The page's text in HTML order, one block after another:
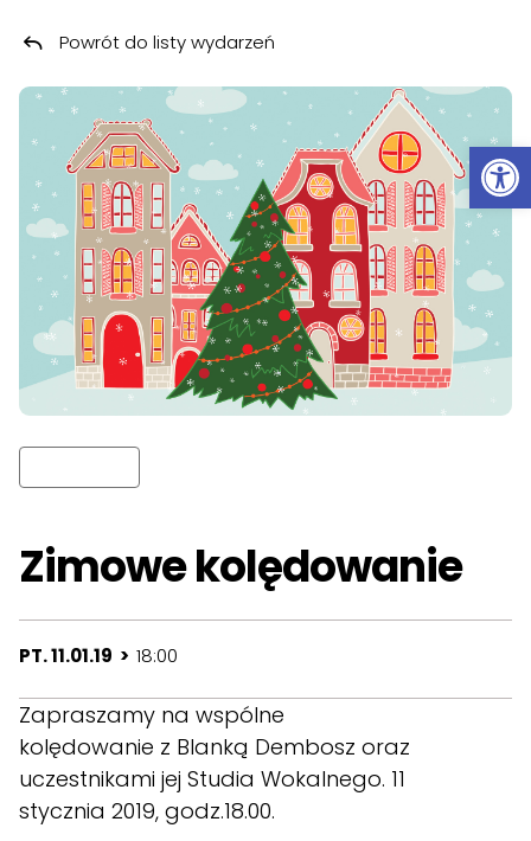
Przeskocz do treści
Zimowe kolędowanie
PT. 11.01.19 > 18:00
Powrót do listy wydarzeń
Zapraszamy na wspólne
kolędowanie z Blanką Dembosz oraz
uczestnikami jej Studia Wokalnego. 11
stycznia 2019, godz.18.00.